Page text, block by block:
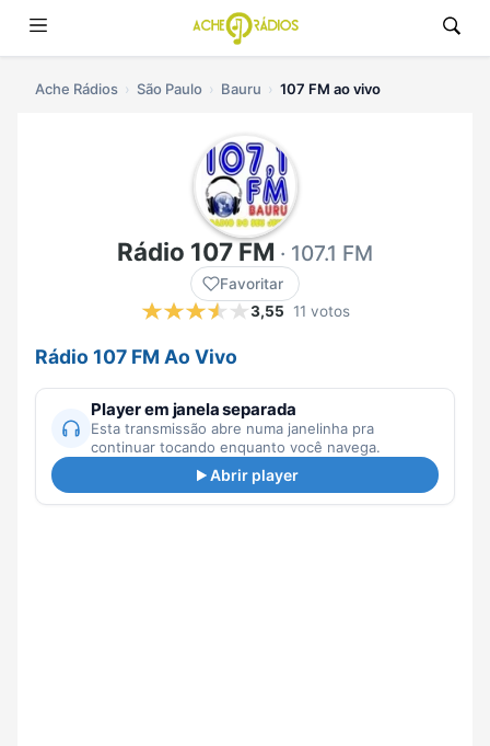
Ache Rádios São Paulo Bauru 107 FM ao vivo
Rádio 107 FM · 107.1 FM
Favoritar
3,55
11 votos
Rádio 107 FM Ao Vivo
Player em janela separada
Esta transmissão abre numa janelinha pra
continuar tocando enquanto você navega.
Abrir player